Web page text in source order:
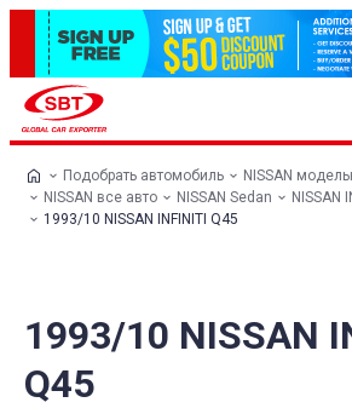
Подобрать автомобиль
NISSAN
NISSAN все авто
NISSAN Sedan
NISSAN
1993/10 NISSAN INFINITI Q45
1993/10 NISSAN
Q45